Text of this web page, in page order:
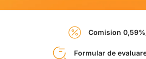
Comision
Formular de